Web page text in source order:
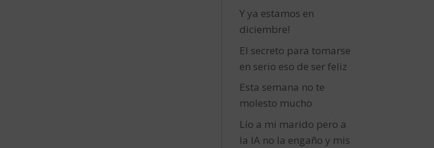
Y ya estamos en
diciembre!
El secreto para tomarse
en serio eso de ser feliz
Esta semana no te
molesto mucho
Lío a mi marido pero a
la IA no la engaño y mis